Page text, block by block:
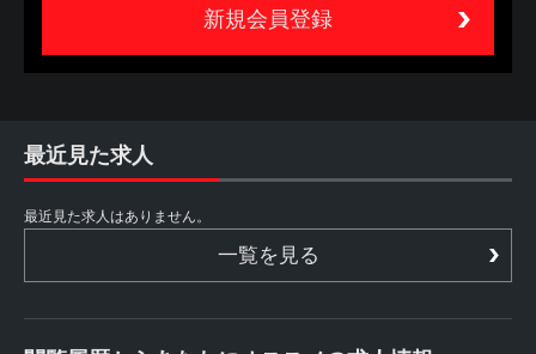
新規会員登録
最近見た求人
最近見た求人はありません。
一覧を見る